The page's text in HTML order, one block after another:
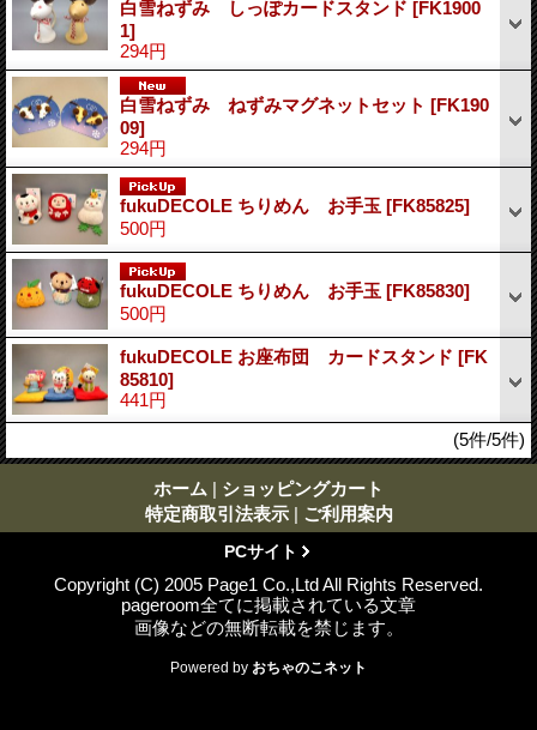
白雪ねずみ しっぽカードスタンド [FK1900
1]
294円
白雪ねずみ ねずみマグネットセット [FK190
09]
294円
fukuDECOLE ちりめん お手玉 [FK85825]
500円
fukuDECOLE ちりめん お手玉 [FK85830]
500円
fukuDECOLE お座布団 カードスタンド [FK
85810]
441円
(5件/5件)
ホーム | ショッピングカート
特定商取引法表示 | ご利用案内
PCサイト
Copyright (C) 2005 Page1 Co.,Ltd All Rights Reserved.
pageroom全てに掲載されている文章
画像などの無断転載を禁じます。
Powered by おちゃのこネット